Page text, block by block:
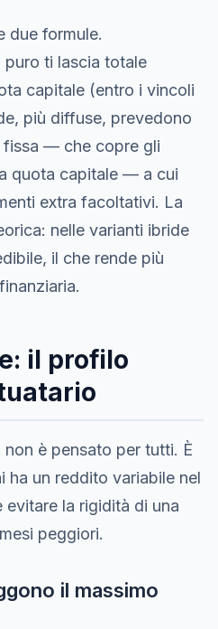
due formule.
puro ti lascia totale
capitale (entro i vincoli
più diffuse, prevedono
fissa — che copre gli
quota capitale — a cui
extra facoltativi. La
nelle varianti ibride
il che rende più
il profilo
è pensato per tutti. È
un reddito variabile nel
la rigidità di una
peggiori.
il massimo